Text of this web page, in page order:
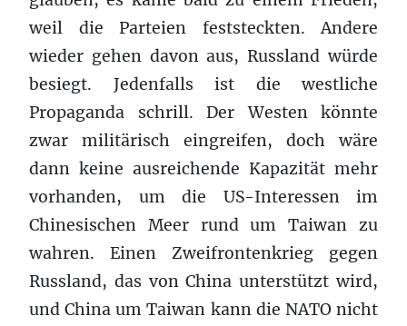
weil die Parteien feststeckten. Andere
wieder gehen davon aus, Russland würde
besiegt. Jedenfalls ist die westliche
Propaganda schrill. Der Westen könnte
zwar militärisch eingreifen, doch wäre
dann keine ausreichende Kapazität mehr
vorhanden, um die US-Interessen im
Chinesischen Meer rund um Taiwan zu
wahren. Einen Zweifrontenkrieg gegen
Russland, das von China unterstützt wird,
und China um Taiwan kann die NATO nicht